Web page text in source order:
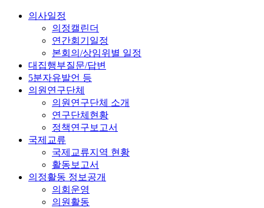
의사일정
의정캘린더
연간회기일정
본회의/상임위별 일정
대집행부질문/답변
5분자유발언 등
의원연구단체
의원연구단체 소개
연구단체현황
정책연구보고서
국제교류
국제교류지역 현황
활동보고서
의정활동 정보공개
의회운영
의원활동